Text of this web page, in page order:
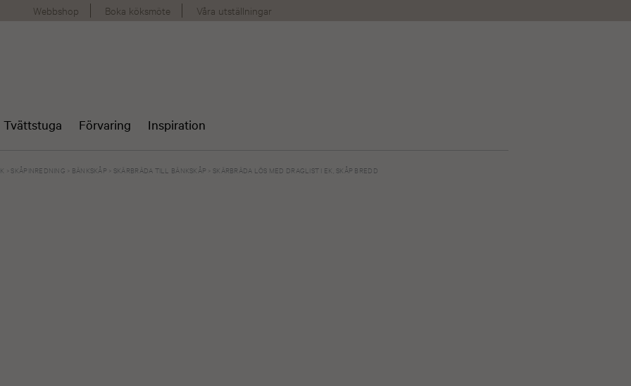
Webbshop Boka köksmöte Våra utställningar
Tvättstuga Förvaring Inspiration
SKÅPINREDNING BÄNKSKÅP SKÄRBRÄDA TILL BÄNKSKÅP SKÄRBRÄDA LÖS MED DRAGLIST I EK, SKÅP BREDD